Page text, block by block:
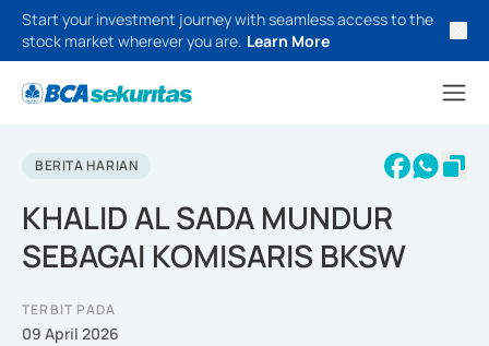
Start your investment journey with seamless access to the
stock market wherever you are. Learn More
BERITA HARIAN
KHALID AL SADA MUNDUR
SEBAGAI KOMISARIS BKSW
TERBIT PADA
09 April 2026